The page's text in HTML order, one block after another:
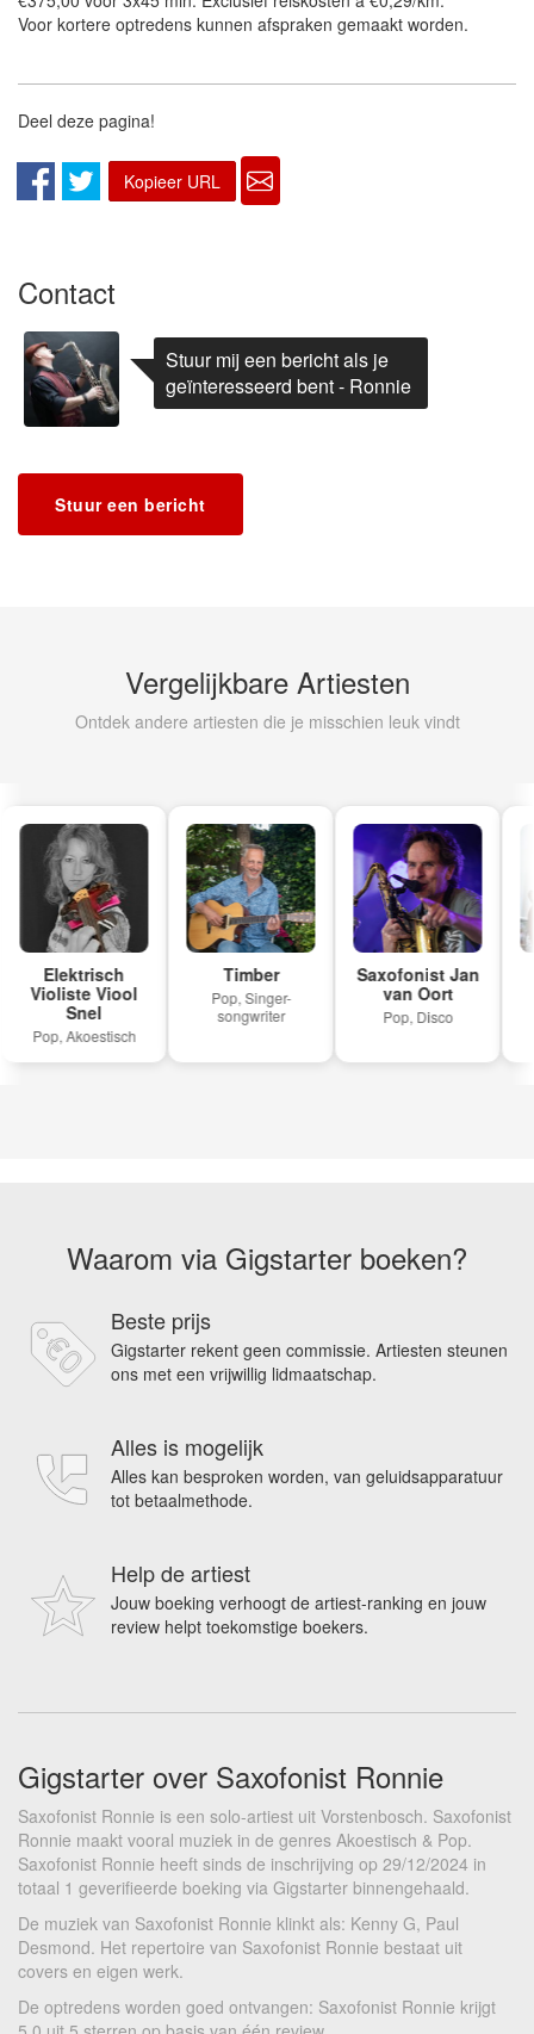
Voor kortere optredens kunnen afspraken gemaakt worden.
Deel deze pagina!
Kopieer URL
Contact
Stuur mij een bericht als je
geïnteresseerd bent - Ronnie
Stuur een bericht
Vergelijkbare Artiesten
Ontdek andere artiesten die je misschien leuk vindt
Elektrisch
Violiste Viool
Snel
Pop, Akoestisch
Timber
Pop, Singer-
songwriter
Saxofonist Jan
van Oort
Pop, Disco
Waarom via Gigstarter boeken?
Beste prijs
Gigstarter rekent geen commissie. Artiesten steunen
ons met een vrijwillig lidmaatschap.
Alles is mogelijk
Alles kan besproken worden, van geluidsapparatuur
tot betaalmethode.
Help de artiest
Jouw boeking verhoogt de artiest-ranking en jouw
review helpt toekomstige boekers.
Gigstarter over Saxofonist Ronnie
Saxofonist Ronnie is een solo-artiest uit Vorstenbosch. Saxofonist
Ronnie maakt vooral muziek in de genres Akoestisch & Pop.
Saxofonist Ronnie heeft sinds de inschrijving op 29/12/2024 in
totaal 1 geverifieerde boeking via Gigstarter binnengehaald.
De muziek van Saxofonist Ronnie klinkt als: Kenny G, Paul
Desmond. Het repertoire van Saxofonist Ronnie bestaat uit
covers en eigen werk.
De optredens worden goed ontvangen: Saxofonist Ronnie krijgt